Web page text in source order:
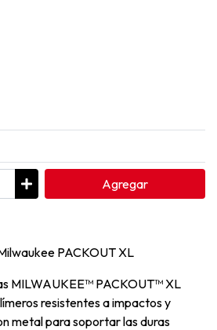
Agregar
PACKOUT XL
MILWAUKEE™ PACKOUT™ XL
resistentes a impactos y
metal para soportar las duras